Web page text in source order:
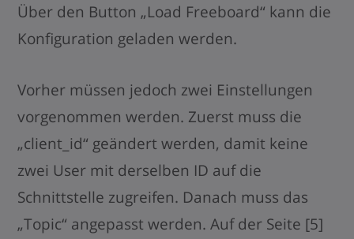
Über den Button „Load Freeboard“ kann die
Konfiguration geladen werden.
Vorher müssen jedoch zwei Einstellungen
vorgenommen werden. Zuerst muss die
„client_id“ geändert werden, damit keine
zwei User mit derselben ID auf die
Schnittstelle zugreifen. Danach muss das
„Topic“ angepasst werden. Auf der Seite [5]